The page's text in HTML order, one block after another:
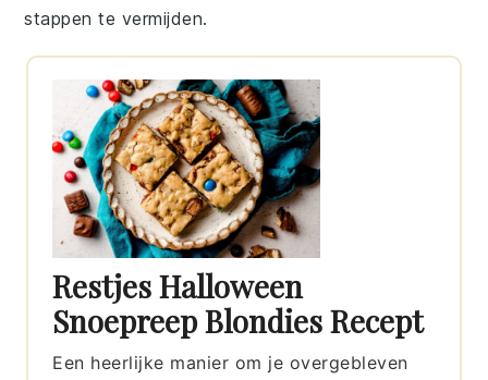
stappen te vermijden.
Restjes Halloween
Snoepreep Blondies Recept
Een heerlijke manier om je overgebleven